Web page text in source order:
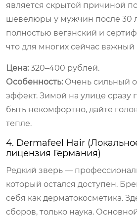
является скрытой причиной
шевелюры у мужчин после 30
полностью веганский и
что для многих сейчас
Цена: 320–400 рублей.
Особенность: Очень сильный
эффект. Зимой на улице сразу
быть некомфортно, дайте
тепле.
4. Dermafeel Hair
лицензия Германия)
Редкий зверь —
который остался доступен.
себя как дерматокосметика.
сборов, только наука.